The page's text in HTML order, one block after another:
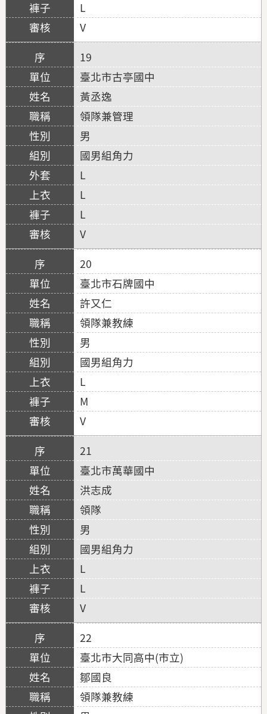
L
V
19
臺北市古亭國中
黃丞逸
領隊兼管理
男
國男組角力
L
L
L
V
20
臺北市石牌國中
許又仁
領隊兼教練
男
國男組角力
L
M
V
21
臺北市萬華國中
洪志成
領隊
男
國男組角力
L
L
V
22
臺北市大同高中(市立)
鄒國良
領隊兼教練